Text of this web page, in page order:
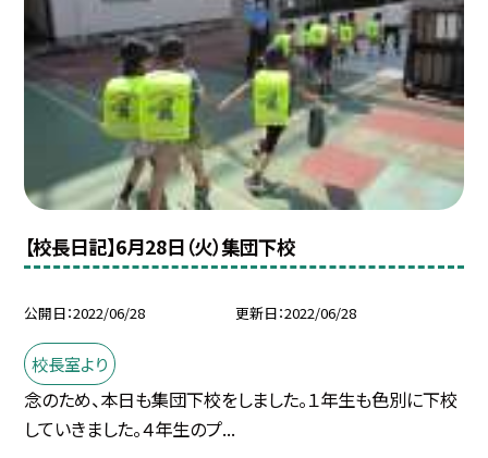
【校長日記】6月28日（火）集団下校
公開日 2022/06/28 更新日 2022/06/28
校長室より
念のため、本日も集団下校をしました。１年生も色別に下校
していきました。４年生のプ...